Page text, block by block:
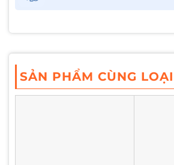
SẢN PHẨM CÙNG LOẠI